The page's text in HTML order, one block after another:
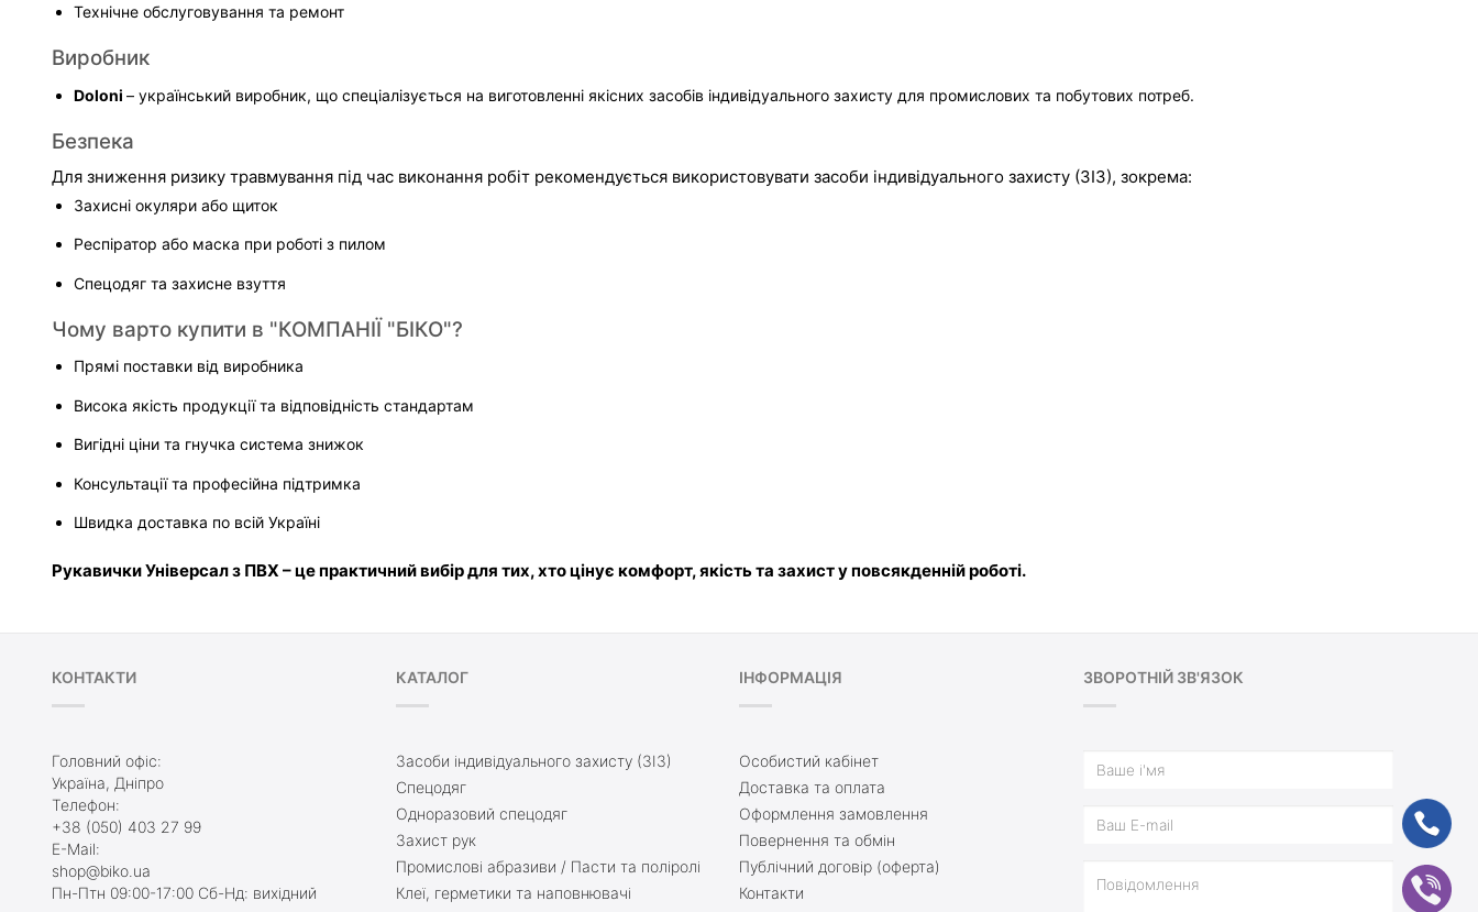
Технічне обслуговування та ремонт
Виробник
Doloni – український виробник, що спеціалізується на виготовленні якісних засобів індивідуального захисту для промислових та побутових потреб.
Безпека
Для зниження ризику травмування під час виконання робіт рекомендується використовувати засоби індивідуального захисту (ЗІЗ), зокрема:
Захисні окуляри або щиток
Респіратор або маска при роботі з пилом
Спецодяг та захисне взуття
Чому варто купити в "КОМПАНІЇ "БІКО"?
Прямі поставки від виробника
Висока якість продукції та відповідність стандартам
Вигідні ціни та гнучка система знижок
Консультації та професійна підтримка
Швидка доставка по всій Україні
Рукавички Універсал з ПВХ – це практичний вибір для тих, хто цінує комфорт, якість та захист у повсякденній роботі.
КОНТАКТИ
Головний офіс:
Україна, Дніпро
Телефон:
+38 (050) 403 27 99
E-Mail:
shop@biko.ua
Пн-Птн 09:00-17:00 Сб-Нд: вихідний
КАТАЛОГ
Засоби індивідуального захисту (ЗІЗ)
Спецодяг
Одноразовий спецодяг
Захист рук
Промислові абразиви / Пасти та поліролі
Клеї, герметики та наповнювачі
ІНФОРМАЦІЯ
Особистий кабінет
Доставка та оплата
Оформлення замовлення
Повернення та обмін
Публічний договір (оферта)
Контакти
ЗВОРОТНІЙ ЗВ'ЯЗОК
ph
vb